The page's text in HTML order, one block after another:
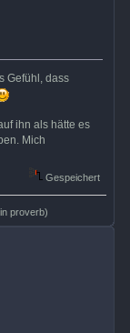
Gefühl, dass
ihn als hätte es
Mich
Gespeichert
proverb)